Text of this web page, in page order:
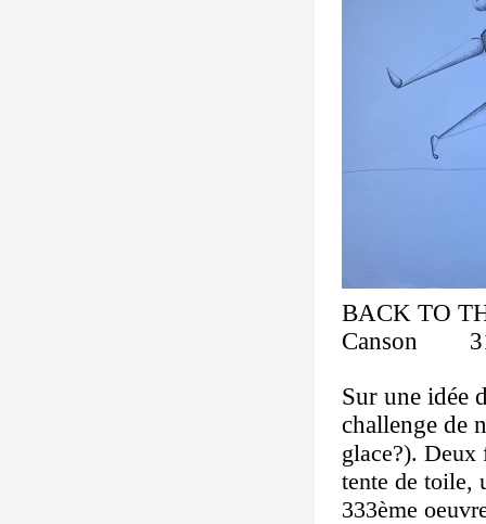
BACK TO
Canson 31
Sur une idée
challenge de
glace?). Deux
tente de toile,
333ème